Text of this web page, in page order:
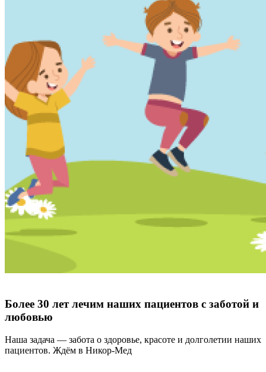
Более 30 лет лечим наших пациентов с заботой и
любовью
Наша задача — забота о здоровье, красоте и долголетии наших
пациентов. Ждём в Никор-Мед